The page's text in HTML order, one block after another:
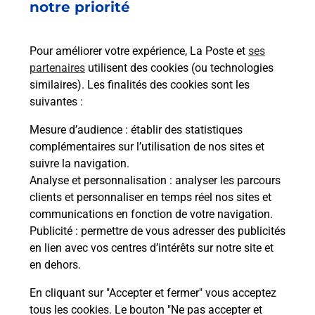
notre priorité
Pour améliorer votre expérience, La Poste et ses
partenaires utilisent des cookies (ou technologies
similaires). Les finalités des cookies sont les
suivantes :
Mesure d’audience : établir des statistiques
complémentaires sur l’utilisation de nos sites et
suivre la navigation.
Analyse et personnalisation : analyser les parcours
clients et personnaliser en temps réel nos sites et
communications en fonction de votre navigation.
Publicité : permettre de vous adresser des publicités
en lien avec vos centres d’intérêts sur notre site et
en dehors.
En cliquant sur "Accepter et fermer" vous acceptez
tous les cookies. Le bouton "Ne pas accepter et
1 RUE DE LORENTZEN
En savoir plus
Malin !
La Poste
en ligne
Ouvert 24h/24
En savoir plus